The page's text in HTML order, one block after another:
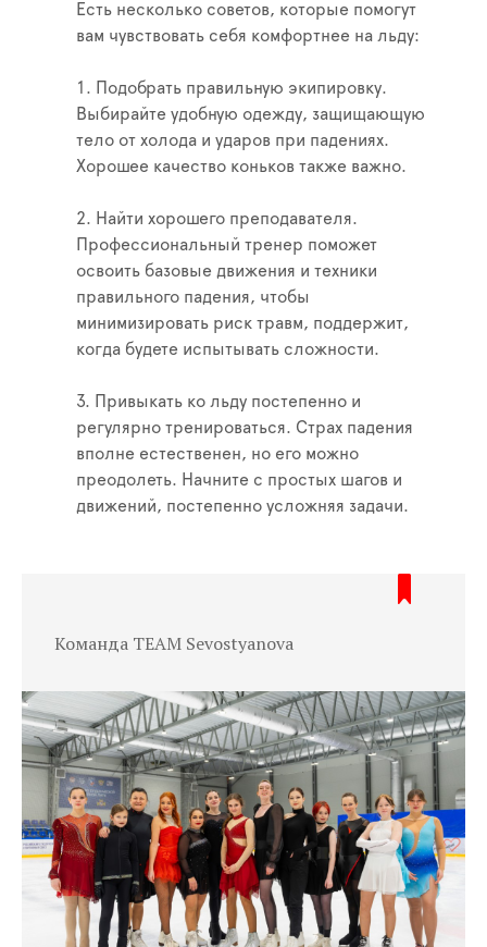
Есть несколько советов, которые помогут
вам чувствовать себя комфортнее на льду:
1. Подобрать правильную экипировку.
Выбирайте удобную одежду, защищающую
тело от холода и ударов при падениях.
Хорошее качество коньков также важно.
2. Найти хорошего преподавателя.
Профессиональный тренер поможет
освоить базовые движения и техники
правильного падения, чтобы
минимизировать риск травм, поддержит,
когда будете испытывать сложности.
3. Привыкать ко льду постепенно и
регулярно тренироваться. Страх падения
вполне естественен, но его можно
преодолеть. Начните с простых шагов и
движений, постепенно усложняя задачи.
Команда TEAM Sevostyanova